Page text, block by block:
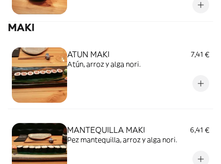
MAKI
ATUN MAKI
7,41 €
Atún, arroz y alga nori.
MANTEQUILLA MAKI
6,41 €
Pez mantequilla, arroz y alga nori.